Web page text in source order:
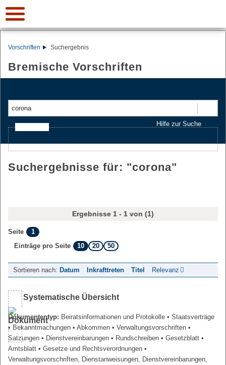
Vorschriften Suchergebnis
Bremische Vorschriften
Hilfe zur Suche
Suchergebnisse für: "corona"
Ergebnisse 1 - 1 von (1)
Seite
1
Einträge pro Seite
10 20 50
Sortieren nach: Datum Inkrafttreten Titel Relevanz
Systematische Übersicht
Dokumententyp: Beiratsinformationen und Protokolle • Staatsverträge
• Bekanntmachungen • Abkommen • Verwaltungsvorschriften •
Satzungen • Dienstvereinbarungen • Rundschreiben • Gesetzblatt •
Amtsblatt • Gesetze und Rechtsverordnungen •
Verwaltungsvorschriften, Dienstanweisungen, Dienstvereinbarungen,